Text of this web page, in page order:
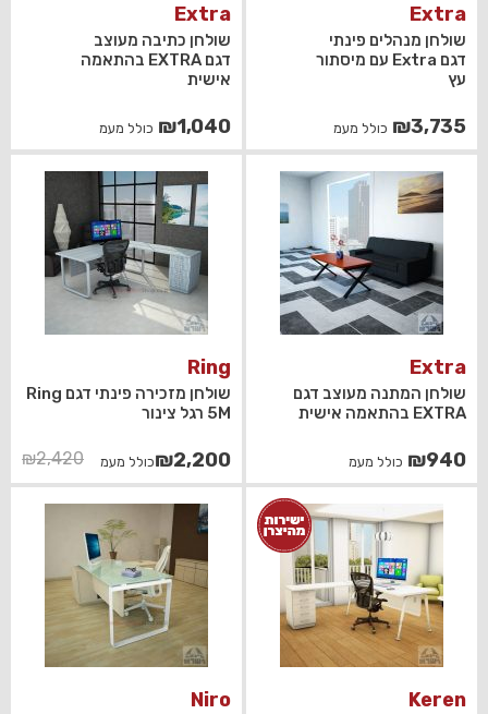
Extra
שולחן מנהלים פינתי
דגם Extra עם מיסתור
עץ
₪3,735 כולל מעמ
Extra
שולחן כתיבה מעוצב
דגם EXTRA בהתאמה
אישית
₪1,040 כולל מעמ
Extra
שולחן המתנה מעוצב דגם
EXTRA בהתאמה אישית
₪940 כולל מעמ
Ring
שולחן מזכירה פינתי דגם Ring
5M רגל צינור
₪2,420
המחיר
המקורי
היה:
₪2,420.
₪2,200
המחיר
הנוכחי
הוא:
₪2,200.
כולל מעמ
Keren
Niro